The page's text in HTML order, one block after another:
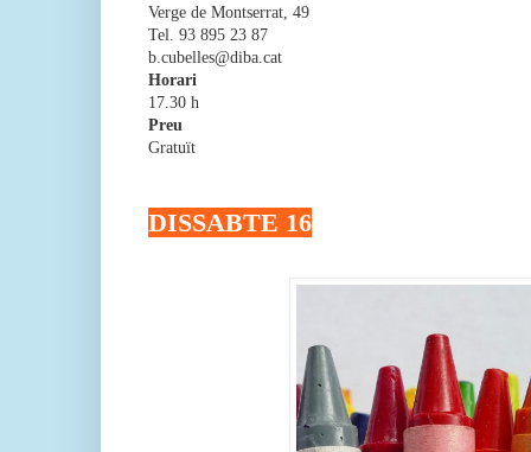
Verge de Montserrat, 49
Tel. 93 895 23 87
b.cubelles@diba.cat
Horari
17.30 h
Preu
Gratuït
DISSABTE 16